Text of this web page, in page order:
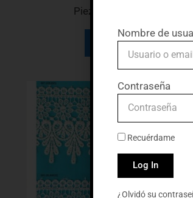
Pieza 13,70 Metros
Leer más
Nombre de
Contraseña
Recuérdame
Log In
¿Olvidó su